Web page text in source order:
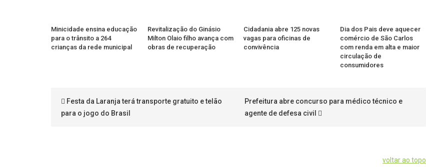
Minicidade ensina educação
para o trânsito a 264
crianças da rede municipal
Revitalização do Ginásio
Milton Olaio filho avança com
obras de recuperação
Cidadania abre 125 novas
vagas para oficinas de
convivência
Dia dos Pais deve aquecer
comércio de São Carlos
com renda em alta e maior
circulação de
consumidores
Festa da Laranja terá transporte gratuito e telão
para o jogo do Brasil
Prefeitura abre concurso para médico técnico e
agente de defesa civil
voltar ao topo